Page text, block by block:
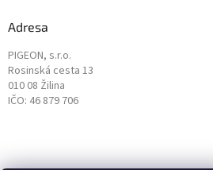
Adresa
PIGEON, s.r.o.
Rosinská cesta 13
010 08 Žilina
IČO: 46 879 706